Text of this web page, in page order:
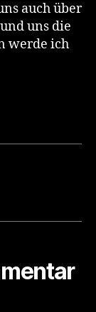
auch über
uns die
werde ich